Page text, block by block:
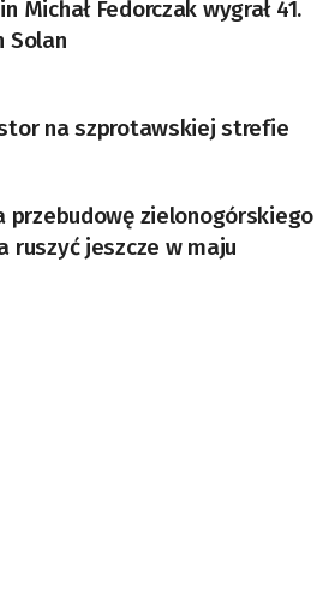
Michał Fedorczak wygrał 41.
Solan
na szprotawskiej strefie
przebudowę zielonogórskiego
ruszyć jeszcze w maju